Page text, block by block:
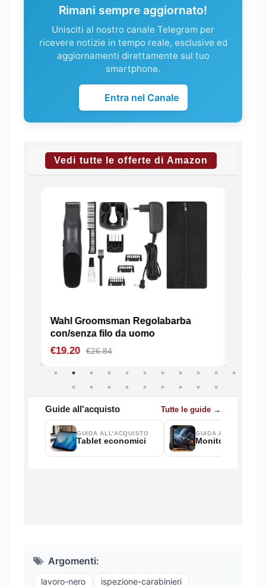
Rimani sempre aggiornato!
Unisciti al nostro canale Telegram per
ricevere notizie in tempo reale, esclusive ed
aggiornamenti direttamente sul tuo
smartphone.
Entra nel Canale
Argomenti:
lavoro-nero
ispezione-carabinieri